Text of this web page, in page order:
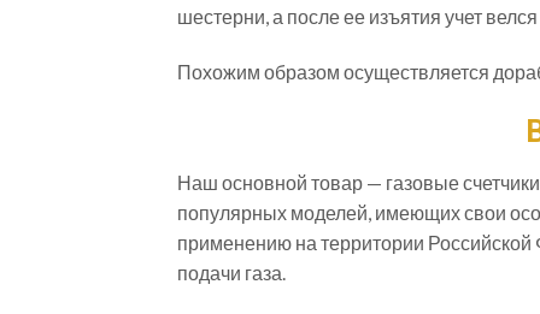
шестерни, а после ее изъятия учет
Похожим образом осуществляется
Наш основной товар — газовые
популярных моделей, имеющих свои
применению на территории
подачи газа.